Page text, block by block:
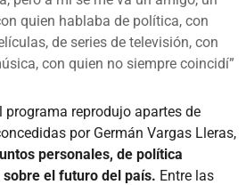
quien hablaba de política, con
de series de televisión, con
con quien no siempre coincidí
programa reprodujo apartes de
por Germán Vargas Lleras,
personales, de política
el futuro del país. Entre las